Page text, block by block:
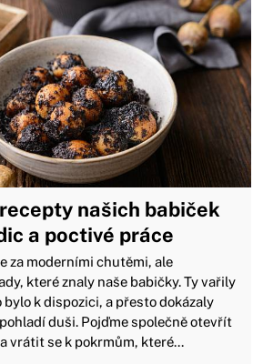
našich babiček
a poctivé práce
za moderními chutěmi, ale
které znaly naše babičky. Ty vařily
bylo k dispozici, a přesto dokázaly
duši. Pojďme společně otevřít
vrátit se k pokrmům, které...